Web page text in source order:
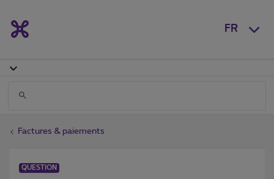
FR
Factures & paiements
QUESTION